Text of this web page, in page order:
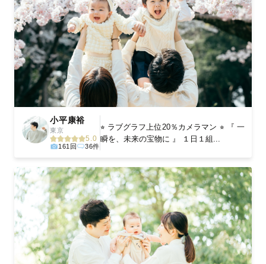
小平康裕
東京
5.0
161回 36件
⭐︎ ラブグラフ上位20％カメラマン ⭐︎ 『 一
瞬を、未来の宝物に 』 １日１組...